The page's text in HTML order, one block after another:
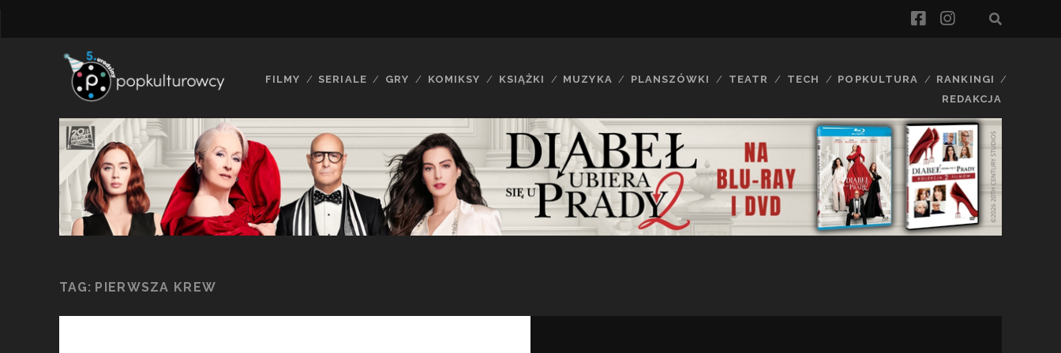
facebook
instagram
FILMY SERIALE GRY KOMIKSY KSIĄŻKI MUZYKA PLANSZÓWKI TEATR TECH POPKULTURA
RANKINGI
REDAKCJA
TAG: PIERWSZA KREW